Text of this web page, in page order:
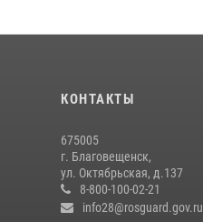
КОНТАКТЫ
675005
г. Благовещенск,
ул. Октябрьская, д.137
8-800-100-02-21
info28@rosguard.gov.ru